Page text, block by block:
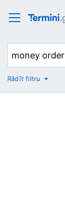
No
Rādīt filtru